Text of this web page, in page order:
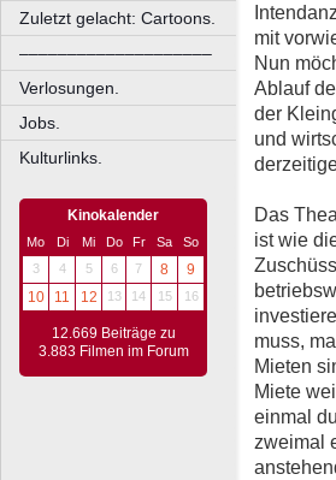
Zuletzt gelacht: Cartoons.
––––––––––––––––––––
Verlosungen.
Jobs.
Kulturlinks.
Kinokalender
Mo Di Mi Do Fr Sa
So
3
4 5 6 7 8
9
10
11 12 13 14 15 16
12.669 Beiträge zu
3.883 Filmen im Forum
mit
Nun
Ablauf
der
und
Das
ist wie
muss,
Mieten
Miete
einmal
zweimal